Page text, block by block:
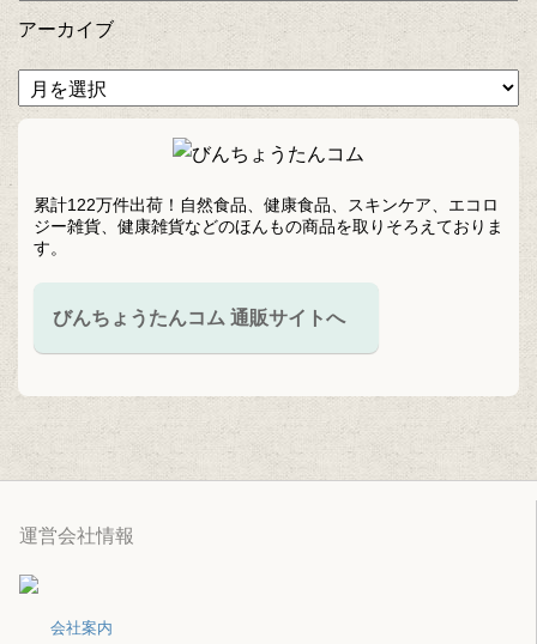
アーカイブ
累計122万件出荷！自然食品、健康食品、スキンケア、エコロ
ジー雑貨、健康雑貨などのほんもの商品を取りそろえておりま
す。
びんちょうたんコム 通販サイトへ
運営会社情報
会社案内